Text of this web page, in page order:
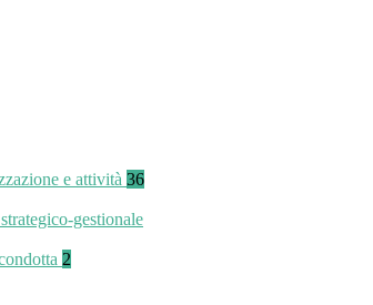
e attività 36
gestionale
2